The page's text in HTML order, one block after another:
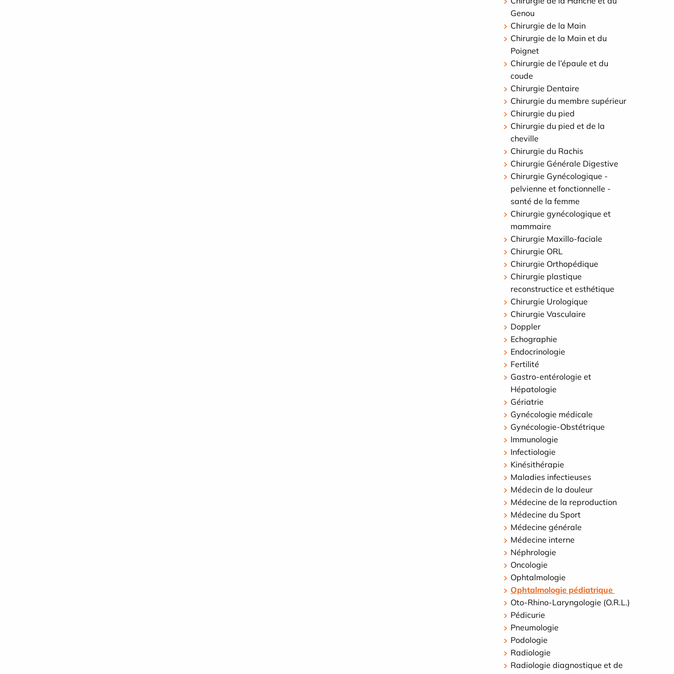
Genou
Chirurgie de la Main
Chirurgie de la Main et du
Poignet
Chirurgie de l’épaule et du
coude
Chirurgie Dentaire
Chirurgie du membre supérieur
Chirurgie du pied
Chirurgie du pied et de la
cheville
Chirurgie du Rachis
Chirurgie Générale Digestive
Chirurgie Gynécologique -
pelvienne et fonctionnelle -
santé de la femme
Chirurgie gynécologique et
mammaire
Chirurgie Maxillo-faciale
Chirurgie ORL
Chirurgie Orthopédique
Chirurgie plastique
reconstructice et esthétique
Chirurgie Urologique
Chirurgie Vasculaire
Doppler
Echographie
Endocrinologie
Fertilité
Gastro-entérologie et
Hépatologie
Gériatrie
Gynécologie médicale
Gynécologie-Obstétrique
Immunologie
Infectiologie
Kinésithérapie
Maladies infectieuses
Médecin de la douleur
Médecine de la reproduction
Médecine du Sport
Médecine générale
Médecine interne
Néphrologie
Oncologie
Ophtalmologie
Ophtalmologie pédiatrique
Oto-Rhino-Laryngologie (O.R.L.)
Pédicurie
Pneumologie
Podologie
Radiologie
Radiologie diagnostique et de